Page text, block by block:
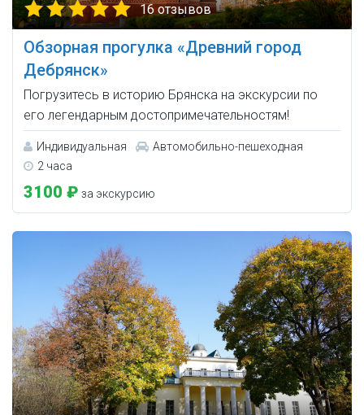
16 отзывов
Обзорная прогулка «Древний город
Дебрянск»
Погрузитесь в историю Брянска на экскурсии по
его легендарным достопримечательностям!
Индивидуальная
Автомобильно-пешеходная
2 часа
3100 ₽ за экскурсию